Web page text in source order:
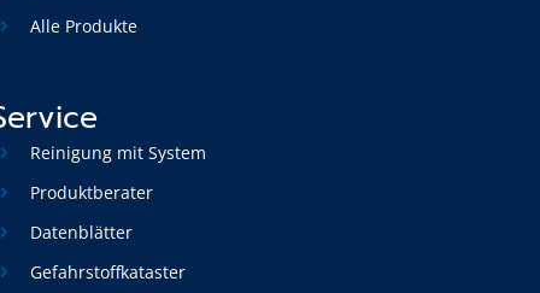
Alle Produkte
Reinigung mit System
Produktberater
Datenblätter
Gefahrstoffkataster